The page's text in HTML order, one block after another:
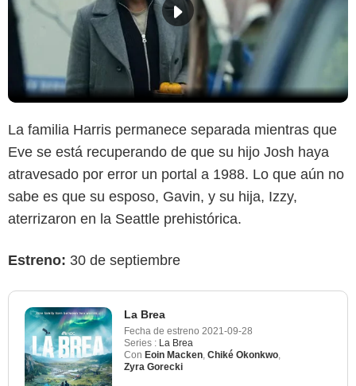
La familia Harris permanece separada mientras que
Eve se está recuperando de que su hijo Josh haya
atravesado por error un portal a 1988. Lo que aún no
sabe es que su esposo, Gavin, y su hija, Izzy,
aterrizaron en la Seattle prehistórica.
Estreno: 30 de septiembre
La Brea
Fecha de estreno 2021-09-28
Series : La Brea
Con Eoin Macken, Chiké Okonkwo,
Zyra Gorecki